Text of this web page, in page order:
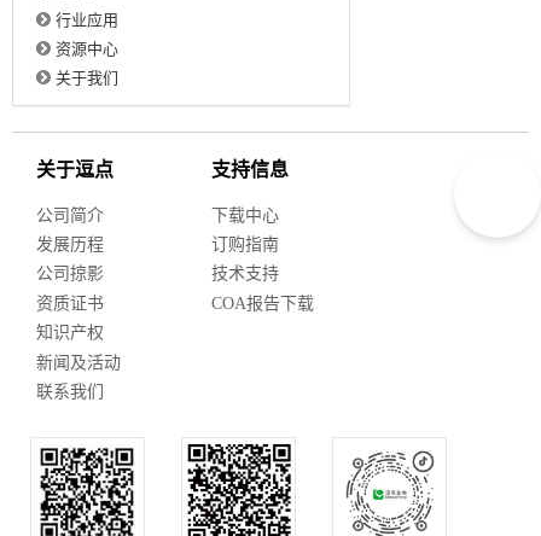
行业应用
资源中心
关于我们
关于逗点
公司简介
发展历程
公司掠影
资质证书
知识产权
新闻及活动
联系我们
支持信息
下载中心
订购指南
技术支持
COA报告下载